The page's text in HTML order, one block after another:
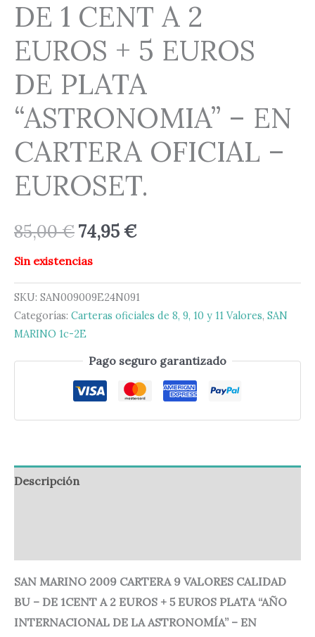
DE 1 CENT A 2
EUROS + 5 EUROS
DE PLATA
“ASTRONOMIA” – EN
CARTERA OFICIAL –
EUROSET.
85,00€74,95€
Sin existencias
SKU: SAN009009E24N091
Categorías: Carteras oficiales de 8, 9, 10 y 11 Valores, SAN
MARINO 1c-2E
Pago seguro garantizado
Descripción
SAN MARINO 2009 CARTERA 9 VALORES CALIDAD
BU – DE 1CENT A 2 EUROS + 5 EUROS PLATA “AÑO
INTERNACIONAL DE LA ASTRONOMÍA” – EN